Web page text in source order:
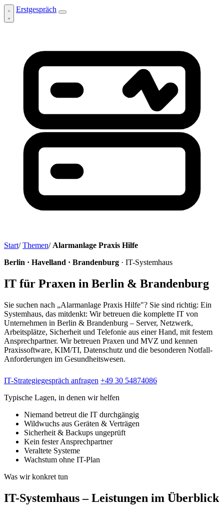
Erstgespräch
Start/ Themen/ Alarmanlage Praxis Hilfe
Berlin · Havelland · Brandenburg · IT-Systemhaus
IT für Praxen in Berlin & Brandenburg
Sie suchen nach „Alarmanlage Praxis Hilfe"? Sie sind richtig: Ein
Systemhaus, das mitdenkt: Wir betreuen die komplette IT von
Unternehmen in Berlin & Brandenburg – Server, Netzwerk,
Arbeitsplätze, Sicherheit und Telefonie aus einer Hand, mit festem
Ansprechpartner. Wir betreuen Praxen und MVZ und kennen
Praxissoftware, KIM/TI, Datenschutz und die besonderen Notfall-
Anforderungen im Gesundheitswesen.
IT-Strategiegespräch anfragen +49 30 54874086
Typische Lagen, in denen wir helfen
Niemand betreut die IT durchgängig
Wildwuchs aus Geräten & Verträgen
Sicherheit & Backups ungeprüft
Kein fester Ansprechpartner
Veraltete Systeme
Wachstum ohne IT-Plan
Was wir konkret tun
IT-Systemhaus – Leistungen im Überblick